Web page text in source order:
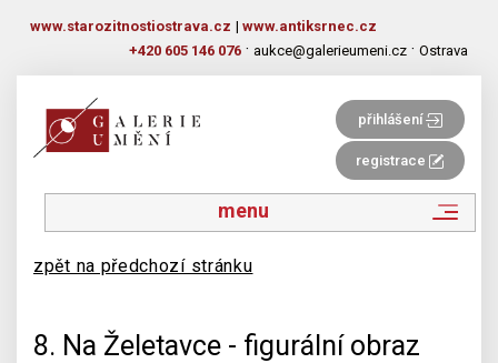
www.starozitnostiostrava.cz | www.antiksrnec.cz
+420 605 146 076 · aukce@galerieumeni.cz · Ostrava
přihlášení
registrace
menu
zpět na předchozí stránku
8. Na Želetavce - figurální obraz